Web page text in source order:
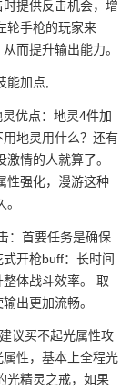
提供反击机会，增
轮手枪的玩家来
而提升输出能力。
能加点,
优点：地灵4件加
地灵用什么？还有
情的人就算了。
性强化，漫游这种
：首要任务是确保
开枪buff：长时间
体战斗效率。 取
出更加流畅。
议买不起光属性攻
性，基本上全程光
光精灵之戒，如果